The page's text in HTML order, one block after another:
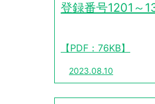
登録番号1201～
【PDF：76KB】
2023.08.10